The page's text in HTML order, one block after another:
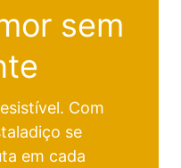
sem
Com
se
em cada